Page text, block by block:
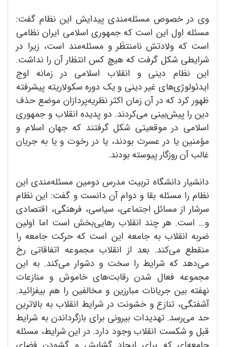
وی در خصوص مسئله‌مندی پیدایش این نظام گفت:
مسئله اول این است که جمهوری اسلامی ایران نظامی
است که ولادتش نامنتظَر و مسئله‌مند است، زیرا در
شرایطی شکل گرفت که هیچ کس انتظار آن را نداشت.
این نظام دینی و انقلاب اسلامی در زمانه اوج
ایدئولوژی‌های غیر دینی و یک دوره سکولاریته پیشرفته
ظهور کرد که در آن زمان اکثر نظریه‌پردازان موضع حذف
دین را پیش‌بینی می‌کردند. دو پدیده انقلاب و جمهوری
اسلامی در موقعیتی شکل گرفتند که جهان اسلام و
مؤمنین یا در عسرت بودند، یا در رخوت و یا به جریان
غالب آن روزگار پیوسته بودند.
دانشیار دانشگاه تربیت‌ مدرس دومین مسئله‌مندی این
نظام را مسئله بقا و دوام آن دانست و گفت: این نظام
سرشار از مسائل اجتماعی، سیاسی، فرهنگی، اقتصادی
و... است. هر چند انقلاب رهایی‌بخش است اما اولین
ضربه انقلاب به جامعه این است که حرکت جامعه را
منقطع می‌کند. بعد از انقلاب مجموعه اتفاقاتی رخ
می‌دهد که شرایط را سخت و دشوار می‌کند. به این
مجموعه فعال شدن رقابت‌های خاموش و منازعات
نهفته بین جریانات مبارزین و مخالفین را هم بیفزائید.
آشفتگی، تنازع و خشونت در شرایط انقلاب به بالاترین
حد می‌رسد. تهدیدات بیرونی برای بازگرداندن به شرایط
قبل و شکست انقلاب وجود دارد. در این شرایط، مسئله